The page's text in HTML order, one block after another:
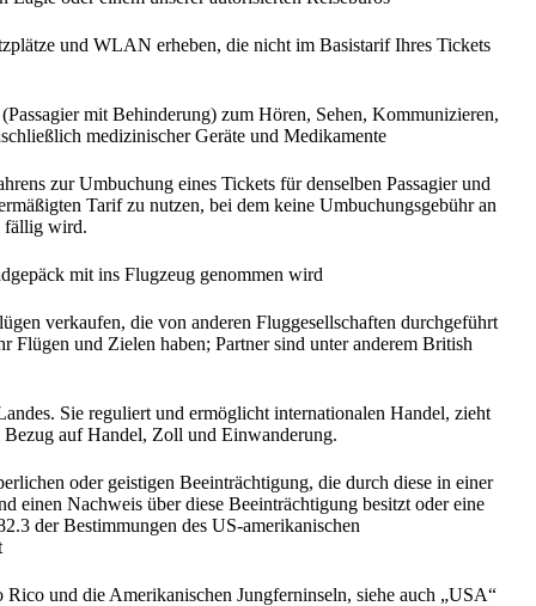
und WLAN erheben, die nicht im Basistarif Ihres Tickets
mit Behinderung) zum Hören, Sehen, Kommunizieren,
medizinischer Geräte und Medikamente
zur Umbuchung eines Tickets für denselben Passagier und
Tarif zu nutzen, bei dem keine Umbuchungsgebühr an
fällig wird.
mit ins Flugzeug genommen wird
verkaufen, die von anderen Fluggesellschaften durchgeführt
und Zielen haben; Partner sind unter anderem British
Sie reguliert und ermöglicht internationalen Handel, zieht
auf Handel, Zoll und Einwanderung.
oder geistigen Beeinträchtigung, die durch diese in einer
einen Nachweis über diese Beeinträchtigung besitzt oder eine
der Bestimmungen des US-amerikanischen
und die Amerikanischen Jungferninseln, siehe auch „USA“